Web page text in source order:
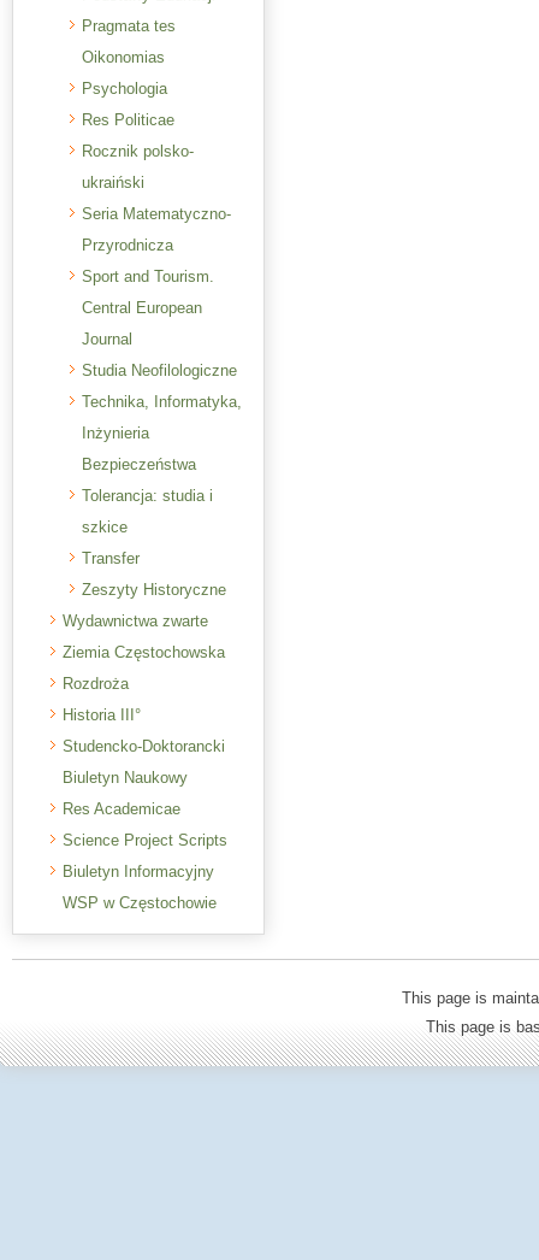
Pragmata tes
Oikonomias
Psychologia
Res Politicae
Rocznik polsko-
ukraiński
Seria Matematyczno-
Przyrodnicza
Sport and Tourism.
Central European
Journal
Studia Neofilologiczne
Technika, Informatyka,
Inżynieria
Bezpieczeństwa
Tolerancja: studia i
szkice
Transfer
Zeszyty Historyczne
Wydawnictwa zwarte
Ziemia Częstochowska
Rozdroża
Historia III°
Studencko-Doktorancki
Biuletyn Naukowy
Res Academicae
Science Project Scripts
Biuletyn Informacyjny
WSP w Częstochowie
This page is
This page is